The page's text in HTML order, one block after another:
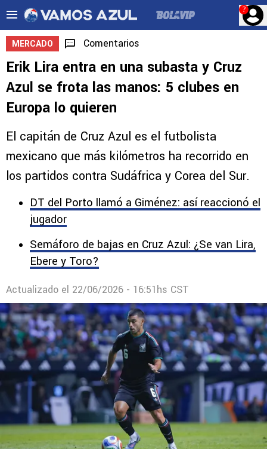
?
MERCADO Comentarios
Erik Lira entra en una subasta y Cruz
Azul se frota las manos: 5 clubes en
Europa lo quieren
El capitán de Cruz Azul es el futbolista
mexicano que más kilómetros ha recorrido en
los partidos contra Sudáfrica y Corea del Sur.
DT del Porto llamó a Giménez: así reaccionó el
jugador
Semáforo de bajas en Cruz Azul: ¿Se van Lira,
Ebere y Toro?
Actualizado el 22/06/2026 - 16:51hs CST